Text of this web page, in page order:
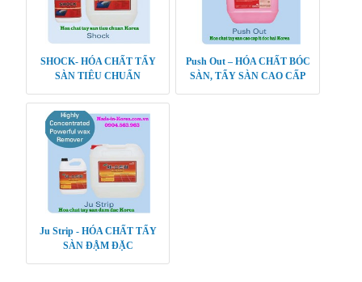
SHOCK- HÓA CHẤT TẨY
SÀN TIÊU CHUẨN
Push Out – HÓA CHẤT BÓC
SÀN, TẨY SÀN CAO CẤP
Ju Strip - HÓA CHẤT TẨY
SÀN ĐẬM ĐẶC